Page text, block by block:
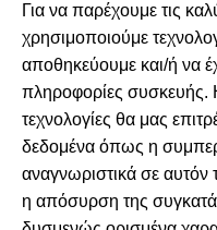
Περιήγηση
Αρχική
Σχετικά με εμάς
Καταστήματα
Προϊόντα
Κατάλογος επίπλων MSA
Nέα – Προτάσεις
Για να παρέχουμε τις
χρησιμοποιούμε
αποθηκεύουμε και/ή να
πληροφορίες συσκευής.
τεχνολογίες θα μας
δεδομένα όπως η
αναγνωριστικά σε
η απόσυρση της